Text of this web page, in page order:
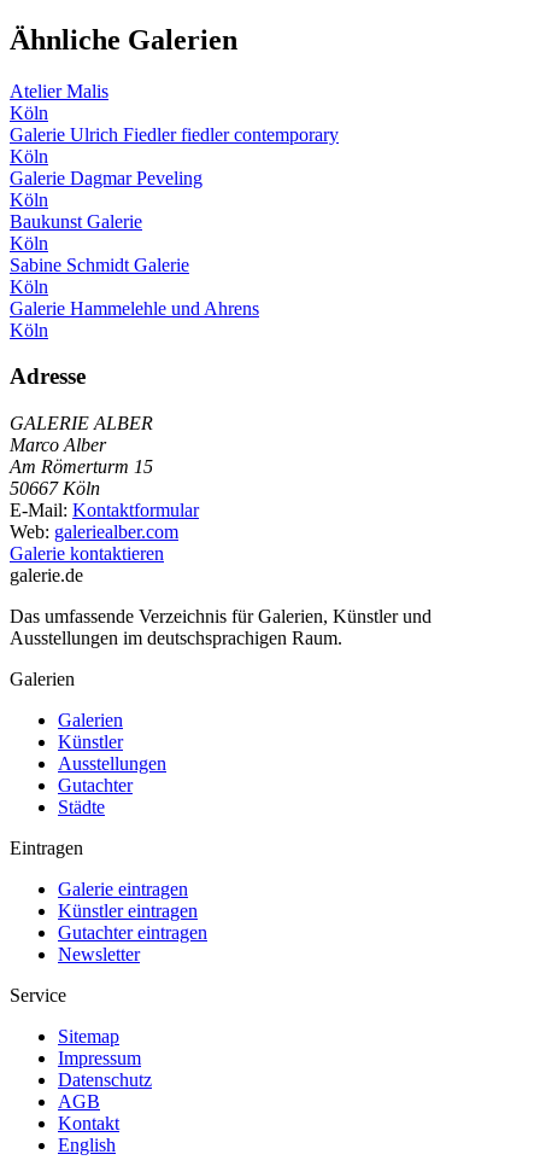
Ähnliche Galerien
Atelier Malis
Köln
Galerie Ulrich Fiedler fiedler contemporary
Köln
Galerie Dagmar Peveling
Köln
Baukunst Galerie
Köln
Sabine Schmidt Galerie
Köln
Galerie Hammelehle und Ahrens
Köln
Adresse
GALERIE ALBER
Marco Alber
Am Römerturm 15
50667 Köln
E-Mail: Kontaktformular
Web: galeriealber.com
Galerie kontaktieren
galerie.de
Das umfassende Verzeichnis für Galerien, Künstler und
Ausstellungen im deutschsprachigen Raum.
Galerien
Galerien
Künstler
Ausstellungen
Gutachter
Städte
Eintragen
Galerie eintragen
Künstler eintragen
Gutachter eintragen
Newsletter
Service
Sitemap
Impressum
Datenschutz
AGB
Kontakt
English